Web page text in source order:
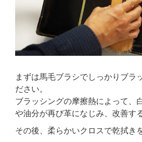
まずは馬毛ブラシでしっかりブラ
ださい。
ブラッシングの摩擦熱によって、
や油分が再び革になじみ、改善す
その後、柔らかいクロスで乾拭き